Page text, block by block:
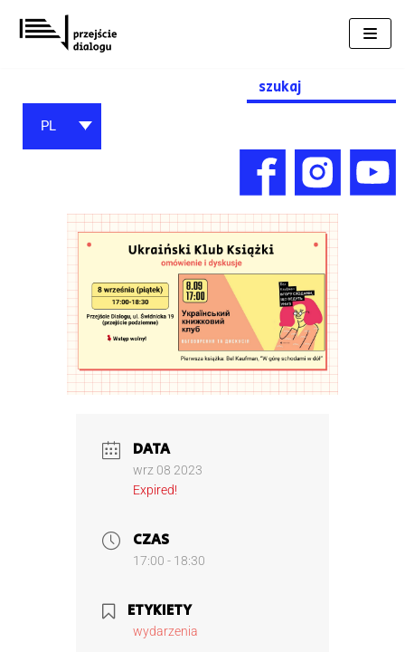
Przejdź
do
Search
for:
PL
DATA
wrz 08 2023
Expired!
CZAS
17:00 - 18:30
ETYKIETY
wydarzenia